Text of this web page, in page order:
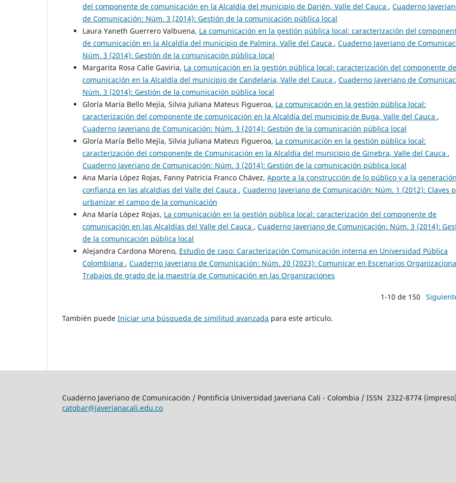
del componente de comunicación en la Alcaldía del municipio de Darién, Valle del Cauca , Cuaderno
de Comunicación: Núm. 3 (2014): Gestión de la comunicación pública local
Laura Yaneth Guerrero Valbuena, La comunicación en la gestión pública local: caracterización del
de comunicación en la Alcaldía del municipio de Palmira, Valle del Cauca , Cuaderno Javeriano de
Núm. 3 (2014): Gestión de la comunicación pública local
Margarita Rosa Calle Gaviria, La comunicación en la gestión pública local: caracterización del componente de
comunicación en la Alcaldía del municipio de Candelaria, Valle del Cauca , Cuaderno Javeriano de
Núm. 3 (2014): Gestión de la comunicación pública local
Gloría María Bello Mejía, Silvia Juliana Mateus Figueroa, La comunicación en la gestión pública local:
caracterización del componente de comunicación en la Alcaldía del municipio de Buga, Valle del Cauca ,
Cuaderno Javeriano de Comunicación: Núm. 3 (2014): Gestión de la comunicación pública local
Gloría María Bello Mejía, Silvia Juliana Mateus Figueroa, La comunicación en la gestión pública local:
caracterización del componente de Comunicación en la Alcaldía del municipio de Ginebra, Valle del Cauca ,
Cuaderno Javeriano de Comunicación: Núm. 3 (2014): Gestión de la comunicación pública local
Ana María López Rojas, Fanny Patricia Franco Chávez, Aporte a la construcción de lo público y a la
confianza en las alcaldías del Valle del Cauca , Cuaderno Javeriano de Comunicación: Núm. 1 (2012): Claves
urbanizar el campo de la comunicación
Ana María López Rojas, La comunicación en la gestión pública local: caracterización del componente de
comunicación en las Alcaldías del Valle del Cauca , Cuaderno Javeriano de Comunicación: Núm. 3 (2014):
de la comunicación pública local
Alejandra Cardona Moreno, Estudio de caso: Caracterización Comunicación interna en Universidad Pública
Colombiana , Cuaderno Javeriano de Comunicación: Núm. 20 (2023): Comunicar en Escenarios
Trabajos de grado de la maestría de Comunicación en las Organizaciones
1-10 de 150
También puede Iniciar una búsqueda de similitud avanzada para este artículo.
Cuaderno Javeriano de Comunicación / Pontificia Universidad Javeriana Cali - Colombia / ISSN 2322-8774 (impreso)
catobar@javerianacali.edu.co